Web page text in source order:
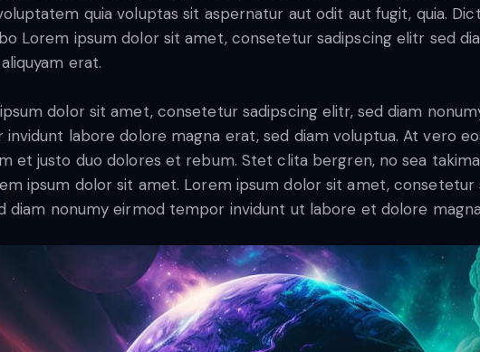
quia voluptas sit aspernatur aut odit aut fugit, quia.
Lorem ipsum dolor sit amet, consetetur sadipscing elitr sed
erat.
dolor sit amet, consetetur sadipscing elitr, sed diam
labore dolore magna erat, sed diam voluptua. At vero
et justo duo dolores et rebum. Stet clita bergren, no sea
ipsum dolor sit amet. Lorem ipsum dolor sit amet, consetetur
diam nonumy eirmod tempor invidunt ut labore et dolore